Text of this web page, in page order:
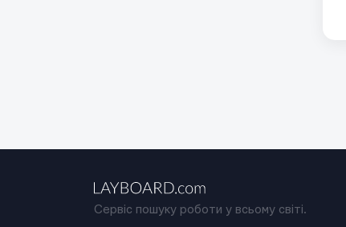
Сервіс пошуку роботи у всьому світі.